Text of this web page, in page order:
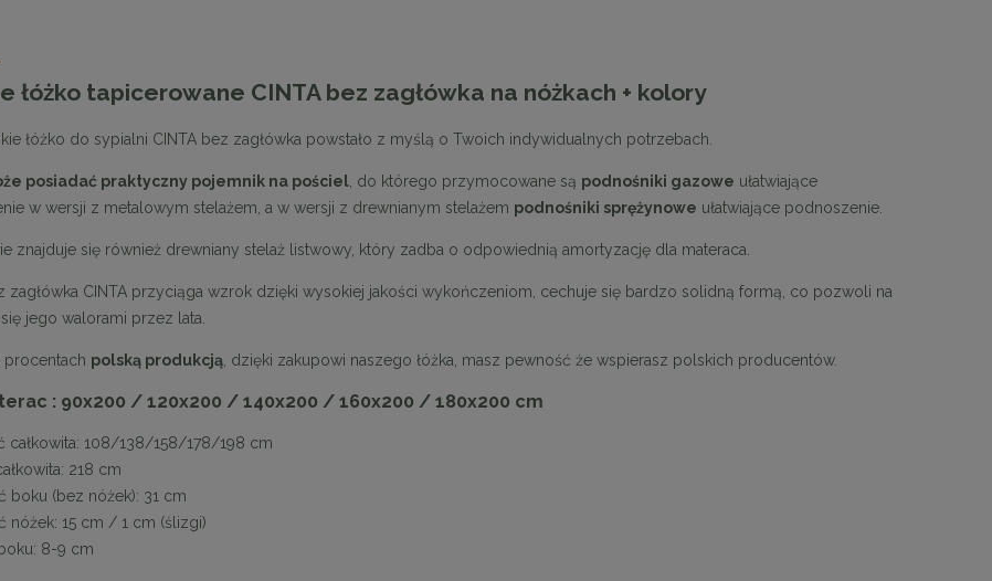
łóżko tapicerowane CINTA bez zagłówka na nóżkach + kolory
łóżko do sypialni CINTA bez zagłówka powstało z myślą o Twoich indywidualnych potrzebach.
posiadać praktyczny pojemnik na pościel , do którego przymocowane są podnośniki gazowe ułatwiające
w wersji z metalowym stelażem, a w wersji z drewnianym stelażem podnośniki sprężynowe ułatwiające podnoszenie.
znajduje się również drewniany stelaż listwowy, który zadba o odpowiednią amortyzację dla materaca.
zagłówka CINTA przyciąga wzrok dzięki wysokiej jakości wykończeniom, cechuje się bardzo solidną formą, co pozwoli na
jego walorami przez lata.
procentach polską produkcją , dzięki zakupowi naszego łóżka, masz pewność że wspierasz polskich producentów.
: 90x200 / 120x200 / 140x200 / 160x200 / 180x200 cm
całkowita: 108/138/158/178/198 cm
218 cm
boku (bez nóżek): 31 cm
nóżek: 15 cm / 1 cm (ślizgi)
8-9 cm